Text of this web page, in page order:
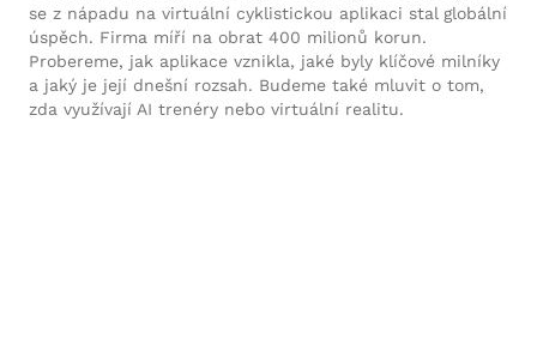
se z nápadu na virtuální cyklistickou aplikaci stal globální
úspěch. Firma míří na obrat 400 milionů korun.
Probereme, jak aplikace vznikla, jaké byly klíčové milníky
a jaký je její dnešní rozsah. Budeme také mluvit o tom,
zda využívají AI trenéry nebo virtuální realitu.